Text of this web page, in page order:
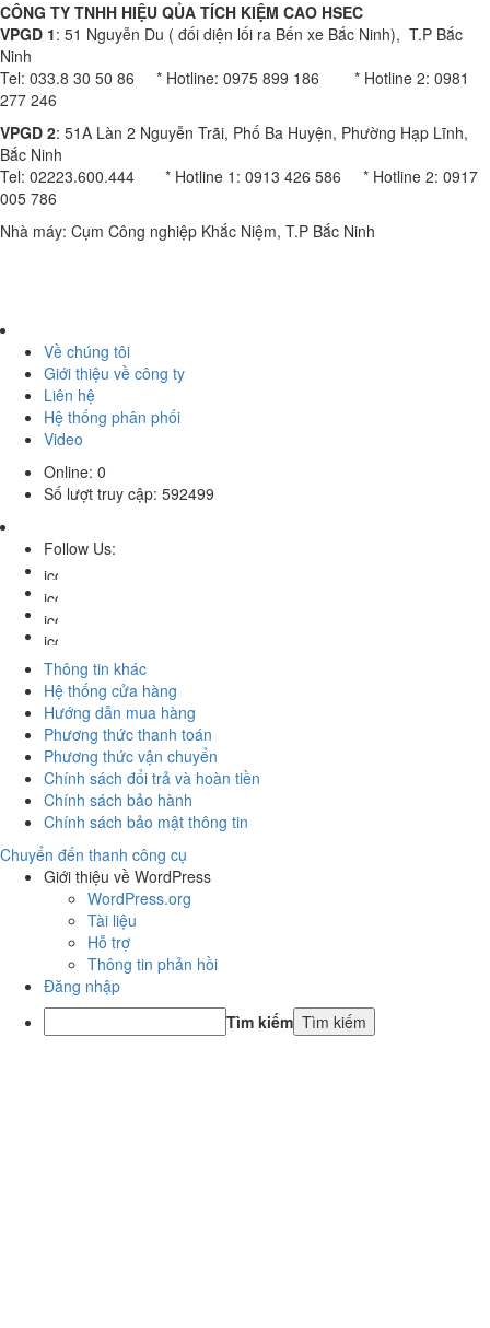
CÔNG TY TNHH HIỆU QỦA TÍCH KIỆM CAO HSEC
VPGD 1: 51 Nguyễn Du ( đối diện lối ra Bến xe Bắc Ninh), T.P Bắc
Ninh
Tel: 033.8 30 50 86 * Hotline: 0975 899 186 * Hotline 2: 0981
277 246
VPGD 2: 51A Làn 2 Nguyễn Trãi, Phố Ba Huyện, Phường Hạp Lĩnh,
Bắc Ninh
Tel: 02223.600.444 * Hotline 1: 0913 426 586 * Hotline 2: 0917
005 786
Nhà máy: Cụm Công nghiệp Khắc Niệm, T.P Bắc Ninh
Về chúng tôi
Giới thiệu về công ty
Liên hệ
Hệ thống phân phối
Video
Online: 0
Số lượt truy cập: 592499
Follow Us:
Thông tin khác
Hệ thống cửa hàng
Hướng dẫn mua hàng
Phương thức thanh toán
Phương thức vận chuyển
Chính sách đổi trả và hoàn tiền
Chính sách bảo hành
Chính sách bảo mật thông tin
Chuyển đến thanh công cụ
Giới thiệu về WordPress
WordPress.org
Tài liệu
Hỗ trợ
Thông tin phản hồi
Đăng nhập
Tìm kiếm